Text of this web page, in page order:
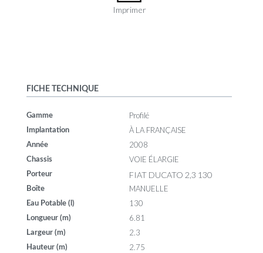
Imprimer
FICHE TECHNIQUE
Gamme Profilé
Implantation À LA FRANÇAISE
Année 2008
Chassis VOIE ÉLARGIE
Porteur FIAT DUCATO 2,3 130
Boîte MANUELLE
Eau Potable (l) 130
Longueur (m) 6.81
Largeur (m) 2.3
Hauteur (m) 2.75